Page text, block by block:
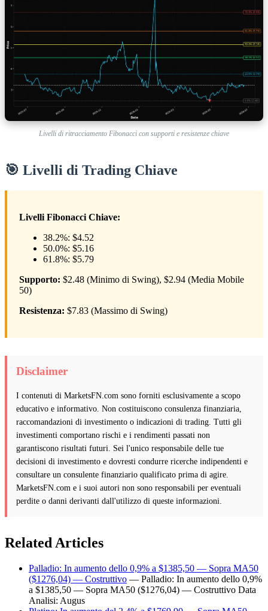
Livelli di ritracciamento Fibonacci con supporti e resistenze chiave
🎯 Livelli di Trading Chiave
Livelli Fibonacci Chiave:
38.2%: $4.52
50.0%: $5.16
61.8%: $5.79
Supporto: $2.48 (Minimo di Swing), $2.94 (Media Mobile
50)
Resistenza: $7.83 (Massimo di Swing)
Disclaimer
I contenuti di MarketsFN.com sono forniti esclusivamente a scopo
educativo e informativo. Non costituiscono consulenza finanziaria,
raccomandazioni di investimento o indicazioni di trading. Tutti gli
investimenti comportano rischi e i rendimenti passati non
garantiscono risultati futuri. Sei l'unico responsabile delle tue
decisioni di investimento e dovresti condurre ricerche indipendenti e
consultare un consulente finanziario qualificato prima di agire.
MarketsFN.com e i suoi autori non sono responsabili per eventuali
perdite o danni derivanti dall'utilizzo di queste informazioni.
Related Articles
Palladio: In aumento dello 0,9% a $1385,50 — Sopra MA50
($1276,04) — Costruttivo — Palladio: In aumento dello 0,9%
a $1385,50 — Sopra MA50 ($1276,04) — Costruttivo Data
Analisi: Augus